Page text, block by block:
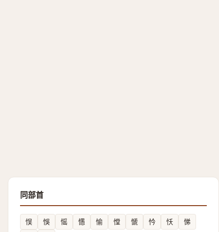
同部首
悮 悞 愮 㦙 愉 憆 㥴 忴 㤇
悌